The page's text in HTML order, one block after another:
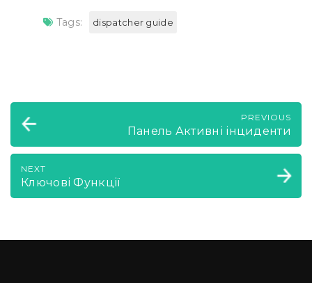
Tags: dispatcher guide
PREVIOUS
Панель Активні інциденти
NEXT
Ключові Функції